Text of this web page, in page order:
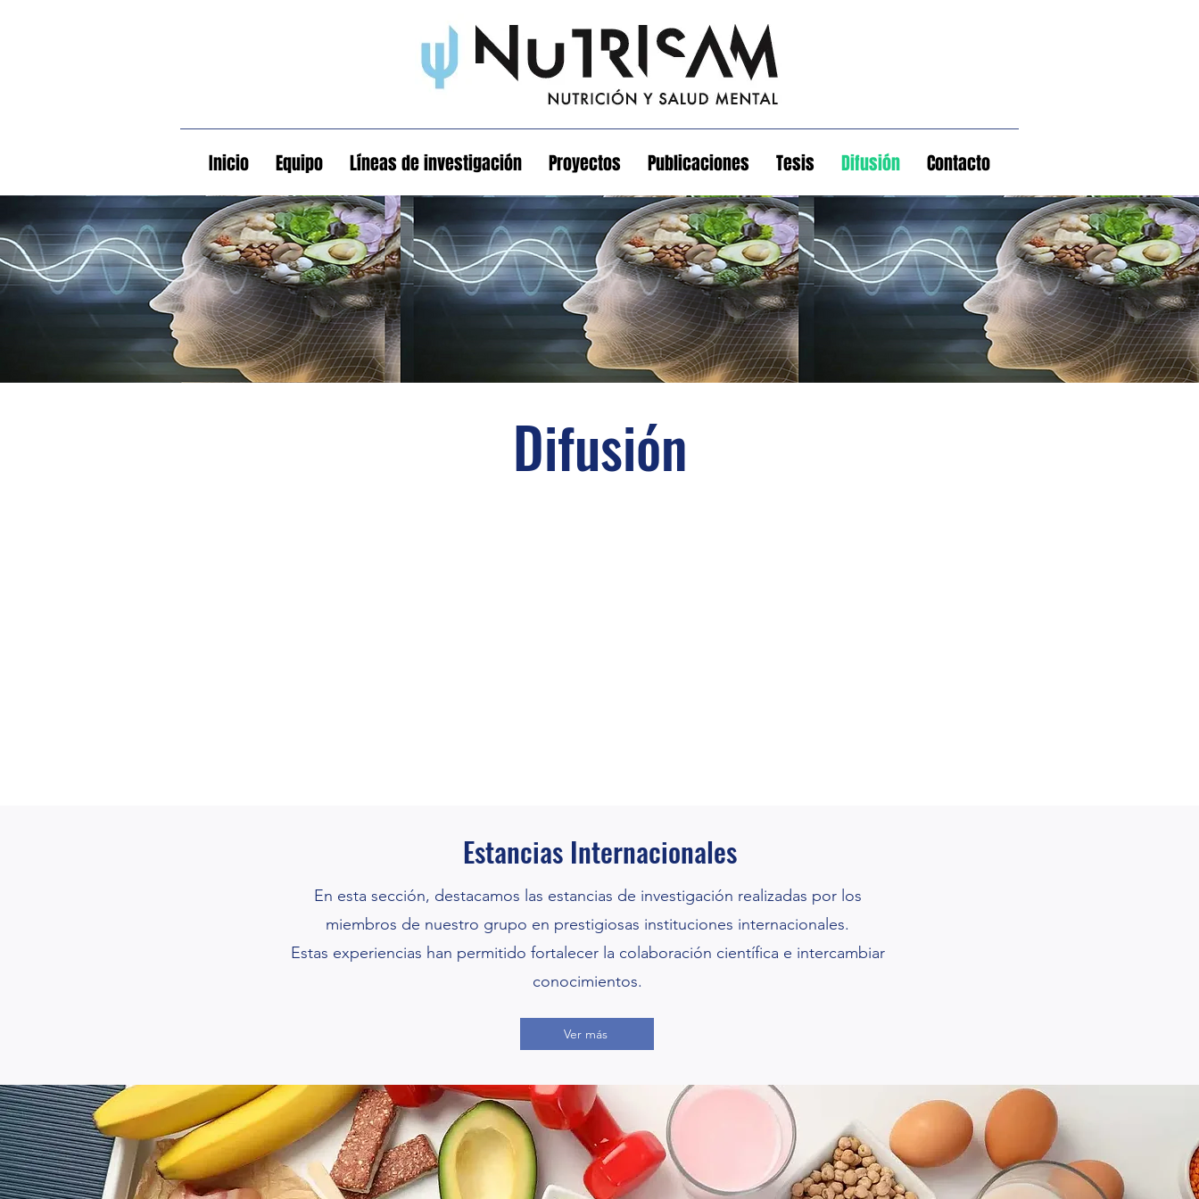
Inicio Equipo Líneas de investigación Proyectos Publicaciones Tesis Difusión Contacto
Difusión
Estancias Internacionales
En esta sección, destacamos las estancias de investigación realizadas por los
miembros de nuestro grupo en prestigiosas instituciones internacionales.
Estas experiencias han permitido fortalecer la colaboración científica e intercambiar
conocimientos.
Ver más